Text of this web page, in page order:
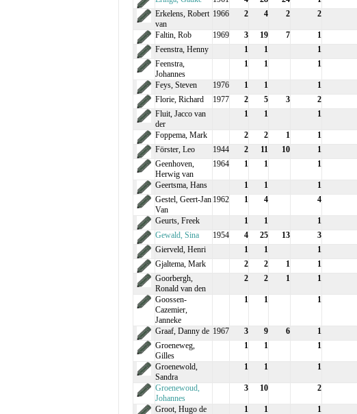
Erkelens, Robert
van
1966 2 4 2 2
Faltin, Rob 1969 3 19 7
1
Feenstra, Henny
1 1
1
Feenstra,
Johannes
1 1 1
Feys, Steven 1976 1 1
1
Florie, Richard
1977 2 5 3
2
Fluit, Jacco van
der
1 1 1
Foppema, Mark 2 2 1
1
Förster, Leo
1944 2 11 10
1
Geenhoven,
Herwig van
1964 1 1 1
Geertsma, Hans 1 1
1
Gestel, Geert-Jan
Van
1962 1 4 4
Geurts, Freek 1 1
1
Gewald, Sina
1954 4 25 13 3
Gierveld, Henri
1 1
1
Gjaltema, Mark
2 2 1
1
Goorbergh,
Ronald van den
2 2 1 1
Goossen-
Cazemier,
Janneke
1 1 1
Graaf, Danny de 1967 3 9 6 1
Groeneweg,
Gilles
1 1 1
Groenewold,
Sandra
1 1 1
Groenewoud,
Johannes
3 10 2
Groot, Hugo de 1 1 1